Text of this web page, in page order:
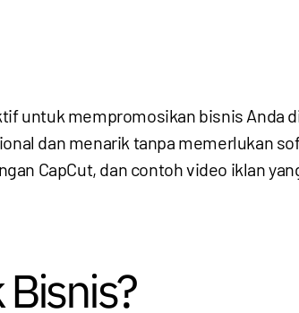
untuk mempromosikan bisnis Anda
dan menarik tanpa memerlukan
CapCut, dan contoh video iklan